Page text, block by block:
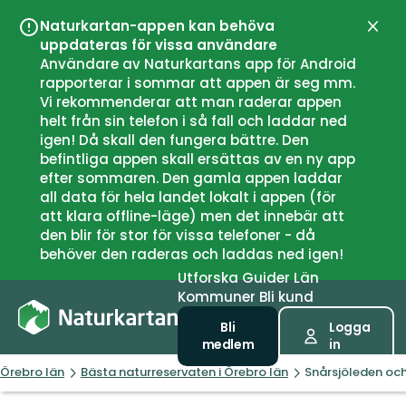
Naturkartan-appen kan behöva
uppdateras för vissa användare
Användare av Naturkartans app för Android
rapporterar i sommar att appen är seg mm.
Vi rekommenderar att man raderar appen
helt från sin telefon i så fall och laddar ned
igen! Då skall den fungera bättre. Den
befintliga appen skall ersättas av en ny app
efter sommaren. Den gamla appen laddar
all data för hela landet lokalt i appen (för
att klara offline-läge) men det innebär att
den blir för stor för vissa telefoner - då
behöver den raderas och laddas ned igen!
UtforskaGuiderLän
Kommuner Bli kund
Bli
medlem
Logga
in
Örebro län Bästa naturreservaten i Örebro län Snårsjöleden